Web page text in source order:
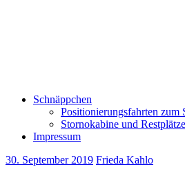
Schnäppchen
Positionierungsfahrten zum
Stornokabine und Restplätze
Impressum
30. September 2019 Frieda Kahlo